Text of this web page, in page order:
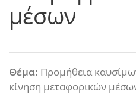
μέσων
Θέμα: Προμήθεια
κίνηση μεταφορικών